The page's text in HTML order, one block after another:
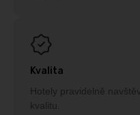
Kvalita
Hotely pravidelně
kvalitu.